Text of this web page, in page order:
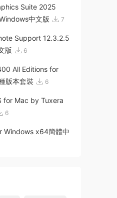
Suite 2025
中文版
7
Support 12.3.2.5
版
6
All Editions for
版本套裝
6
for Mac by Tuxera
6
Windows x64簡體中